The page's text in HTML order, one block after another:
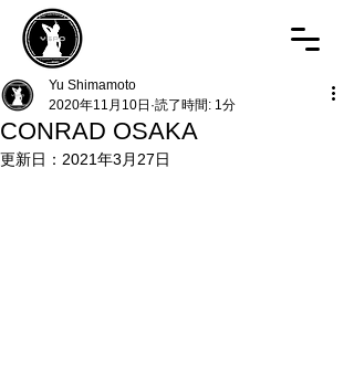
CONRAD OSAKA
Yu Shimamoto
2020年11月10日 読了時間: 1分
更新日： 2021年3月27日